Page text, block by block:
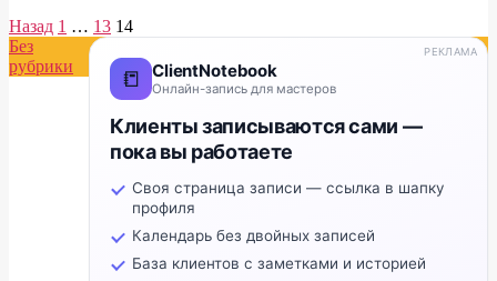
Навигация
по
Назад 1 … 13 14
📒 ClientNotebook
Онлайн-запись для мастеров
Клиенты записываются сами —
пока вы работаете
Своя страница записи — ссылка в шапку
профиля
Календарь без двойных записей
База клиентов с заметками и историей
РЕКЛАМА
Без
рубрики